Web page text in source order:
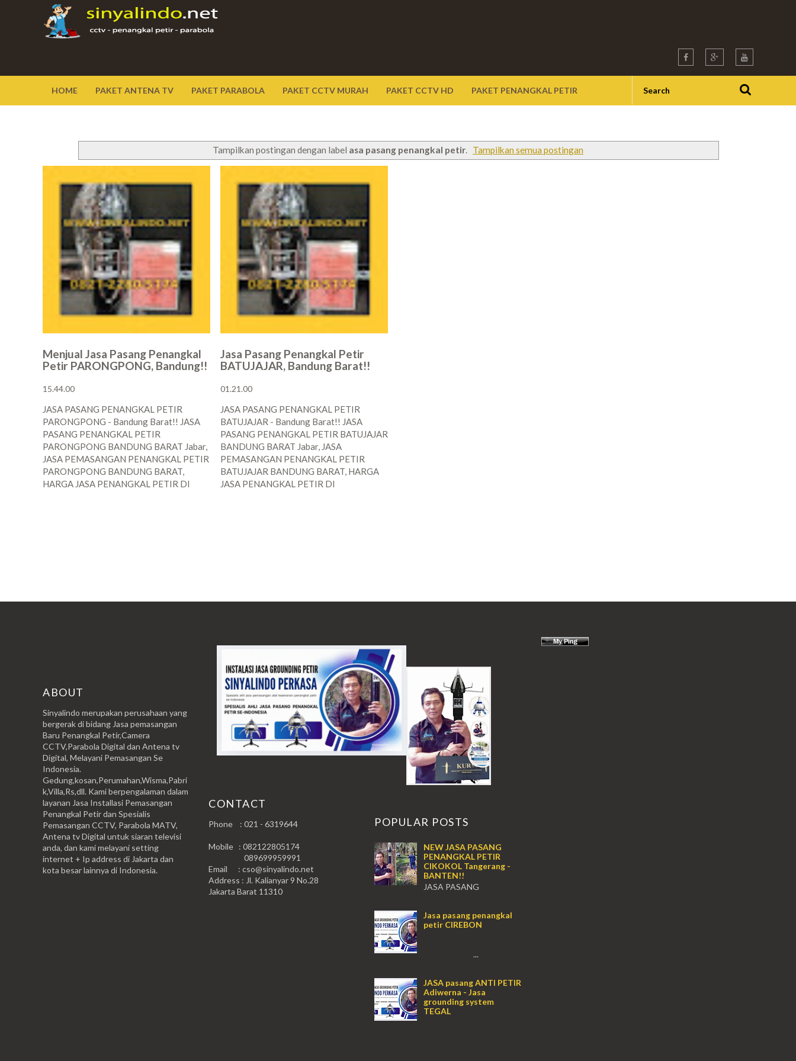
HOME PAKET ANTENA TV PAKET PARABOLA PAKET CCTV MURAH PAKET CCTV HD PAKET PENANGKAL PETIR
Tampilkan postingan dengan label asa pasang penangkal petir. Tampilkan semua postingan
Menjual Jasa Pasang Penangkal
Petir PARONGPONG, Bandung!!
15.44.00
JASA PASANG PENANGKAL PETIR
PARONGPONG - Bandung Barat!! JASA
PASANG PENANGKAL PETIR
PARONGPONG BANDUNG BARAT Jabar,
JASA PEMASANGAN PENANGKAL PETIR
PARONGPONG BANDUNG BARAT,
HARGA JASA PENANGKAL PETIR DI
Jasa Pasang Penangkal Petir
BATUJAJAR, Bandung Barat!!
01.21.00
JASA PASANG PENANGKAL PETIR
BATUJAJAR - Bandung Barat!! JASA
PASANG PENANGKAL PETIR BATUJAJAR
BANDUNG BARAT Jabar, JASA
PEMASANGAN PENANGKAL PETIR
BATUJAJAR BANDUNG BARAT, HARGA
JASA PENANGKAL PETIR DI
ABOUT
Sinyalindo merupakan perusahaan yang
bergerak di bidang Jasa pemasangan
Baru Penangkal Petir,Camera
CCTV,Parabola Digital dan Antena tv
Digital, Melayani Pemasangan Se
Indonesia.
Gedung,kosan,Perumahan,Wisma,Pabri
k,Villa,Rs,dll. Kami berpengalaman dalam
layanan Jasa Installasi Pemasangan
Penangkal Petir dan Spesialis
Pemasangan CCTV, Parabola MATV,
Antena tv Digital untuk siaran televisi
anda, dan kami melayani setting
internet + Ip address di Jakarta dan
kota besar lainnya di Indonesia.
CONTACT
Phone : 021 - 6319644
Mobile : 082122805174
089699959991
Email : cso@sinyalindo.net
Address : Jl. Kalianyar 9 No.28
Jakarta Barat 11310
POPULAR POSTS
NEW JASA PASANG
PENANGKAL PETIR
CIKOKOL Tangerang -
BANTEN!!
JASA PASANG
PENANGKAL PETIR CIKOKOL
TANGERANG , JASA PENANGKAL
PETIR CIKOKOL TANGERANG ...
Jasa pasang penangkal
petir CIREBON
...
JASA pasang ANTI PETIR
Adiwerna - Jasa
grounding system
TEGAL